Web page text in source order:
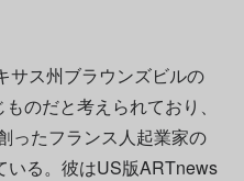
サス州ブラウンズビルの
のだと考えられており、
ったフランス人起業家の
いる。彼はUS版ARTnews